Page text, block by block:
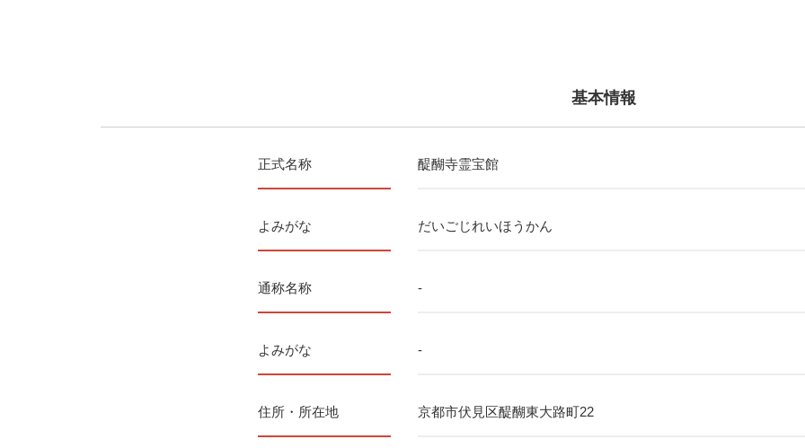
基本情報
正式名称 醍醐寺霊宝館
よみがな だいごじれいほうかん
通称名称 -
よみがな -
住所・所在地 京都市伏見区醍醐東大路町22